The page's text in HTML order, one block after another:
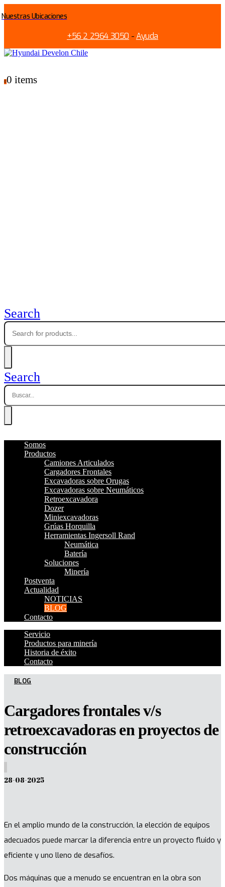
Nuestras Ubicaciones
+56 2 2964 3050 -Ayuda
00 items
Search
Search
Somos
Productos
Camiones Articulados
Cargadores Frontales
Excavadoras sobre Orugas
Excavadoras sobre Neumáticos
Retroexcavadora
Dozer
Miniexcavadoras
Grúas Horquilla
Herramientas Ingersoll Rand
Neumática
Batería
Soluciones
Minería
Postventa
Actualidad
NOTICIAS
BLOG
Contacto
Servicio
Productos para minería
Historia de éxito
Contacto
BLOG
Cargadores frontales v/s
retroexcavadoras en proyectos de
construcción
28-08-2025
En el amplio mundo de la construcción, la elección de equipos
adecuados puede marcar la diferencia entre un proyecto fluido y
eficiente y uno lleno de desafíos.
Dos máquinas que a menudo se encuentran en la obra son